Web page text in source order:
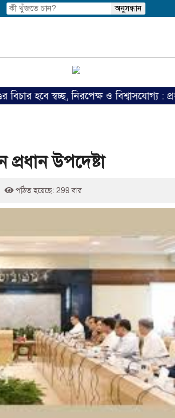
স্বচ্ছ, নিরপেক্ষ ও বিশ্বাসযোগ্য : প্রধানমন্ত্রী
উপদেষ্টা
পঠিত হয়েছে: 299 বার